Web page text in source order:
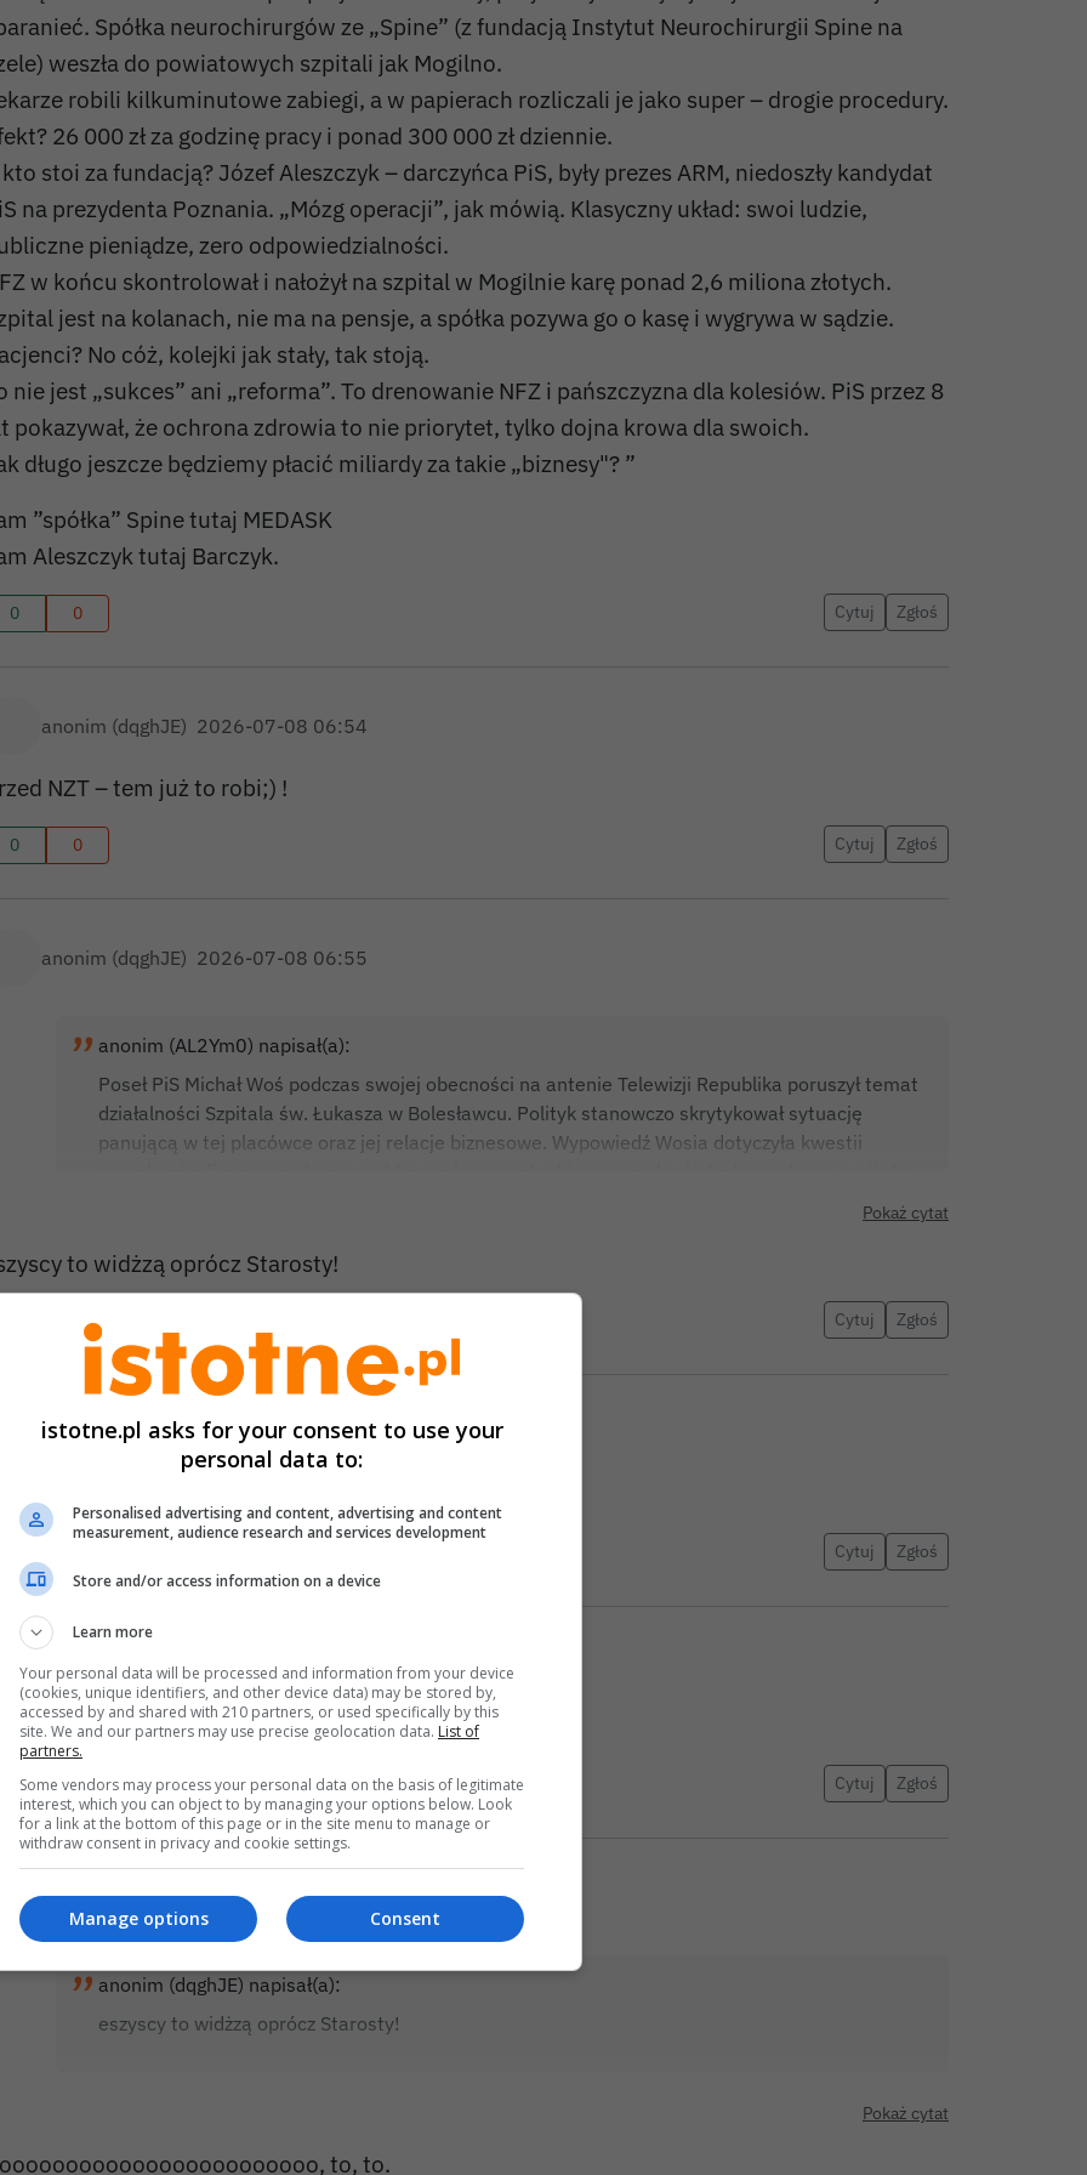
kumacie teraz po co i komu potrzebna była ”spółka” u św. Kamila? 🤣
Spółka neurochirurgów ze „Spine” (z fundacją Instytut Neurochirurgii Spine na
weszła do powiatowych szpitali jak Mogilno.
robili kilkuminutowe zabiegi, a w papierach rozliczali je jako super – drogie procedury.
26 000 zł za godzinę pracy i ponad 300 000 zł dziennie.
stoi za fundacją? Józef Aleszczyk – darczyńca PiS, były prezes ARM, niedoszły kandydat
na prezydenta Poznania. „Mózg operacji”, jak mówią. Klasyczny układ: swoi ludzie,
pieniądze, zero odpowiedzialności.
w końcu skontrolował i nałożył na szpital w Mogilnie karę ponad 2,6 miliona złotych.
jest na kolanach, nie ma na pensje, a spółka pozywa go o kasę i wygrywa w sądzie.
No cóż, kolejki jak stały, tak stoją.
nie jest „sukces” ani „reforma”. To drenowanie NFZ i pańszczyzna dla kolesiów. PiS przez 8
pokazywał, że ochrona zdrowia to nie priorytet, tylko dojna krowa dla swoich.
długo jeszcze będziemy płacić miliardy za takie „biznesy"? ”
”spółka” Spine tutaj MEDASK
Aleszczyk tutaj Barczyk.
0 0 Cytuj Zgłoś
anonim (dqghJE) 2026-07-08 06:54
NZT – tem już to robi;) !
0 0 Cytuj Zgłoś
anonim (dqghJE) 2026-07-08 06:55
anonim (AL2Ym0) napisał(a):
Poseł PiS Michał Woś podczas swojej obecności na antenie Telewizji Republika poruszył temat
działalności Szpitala św. Łukasza w Bolesławcu. Polityk stanowczo skrytykował sytuację
panującą w tej placówce oraz jej relacje biznesowe. Wypowiedź Wosia dotyczyła kwestii
widniejące w oświadczeniach majątkowych oraz niejasności wokół rzeczonej umowy.
Pokaż cytat
to widżzą oprócz Starosty!
Cytuj Zgłoś
anonim (AEr0IQ) 2026-07-08 06:59
to samo co wawie im odbiło po kowidzie
Cytuj Zgłoś
anonim (AEr0IQ) 2026-07-08 07:00
polski lekarze
0 Cytuj Zgłoś
anonim (AXKN0J) 2026-07-08 07:01
anonim (dqghJE) napisał(a):
eszyscy to widżzą oprócz Starosty!
Pokaż cytat
to, to.
istotne.pl asks for your consent to use your
personal data to:
Personalised advertising and content, advertising and content
measurement, audience research and services development
Store and/or access information on a device
Learn more
Your personal data will be processed and information from your device
(cookies, unique identifiers, and other device data) may be stored by,
accessed by and shared with 210 partners, or used specifically by this
site. We and our partners may use precise geolocation data. List of
partners.
Some vendors may process your personal data on the basis of legitimate
interest, which you can object to by managing your options below. Look
for a link at the bottom of this page or in the site menu to manage or
withdraw consent in privacy and cookie settings.
Consent
Manage options